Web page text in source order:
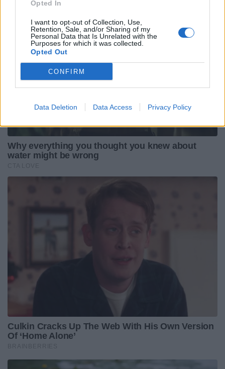
Opted In
I want to opt-out of Collection, Use,
Retention, Sale, and/or Sharing of my
Personal Data that Is Unrelated with the
Purposes for which it was collected.
Opted Out
CONFIRM
Data Deletion Data Access Privacy Policy